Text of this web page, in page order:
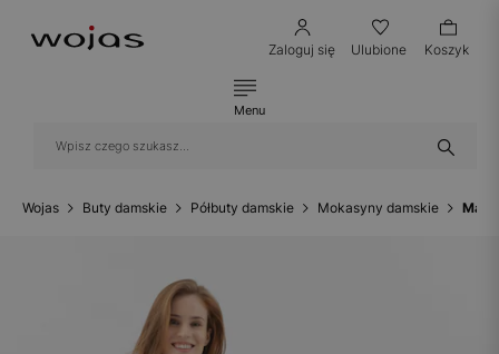
Zaloguj się Ulubione Koszyk
Menu
Wojas Buty damskie Półbuty damskie Mokasyny damskie